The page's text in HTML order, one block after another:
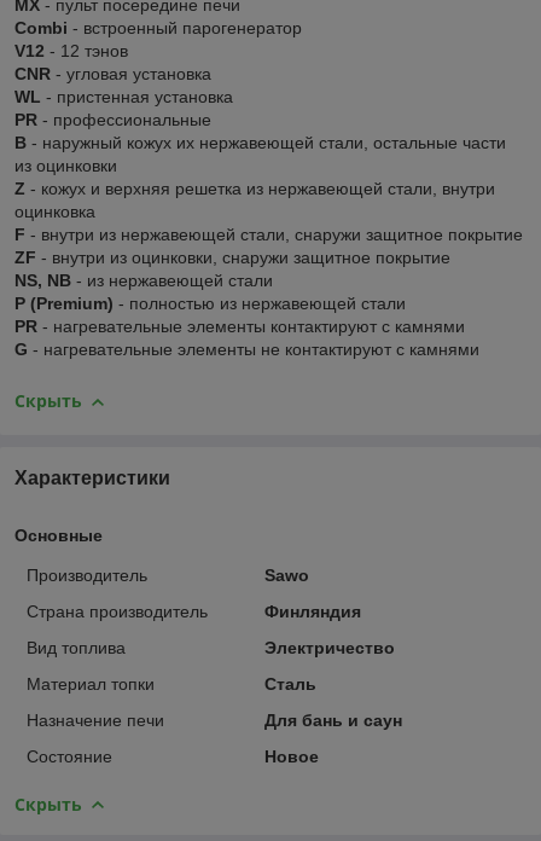
MX - пульт посередине печи
Combi - встроенный парогенератор
V12 - 12 тэнов
CNR - угловая установка
WL - пристенная установка
PR - профессиональные
В - наружный кожух их нержавеющей стали, остальные части
из оцинковки
Z - кожух и верхняя решетка из нержавеющей стали, внутри
оцинковка
F - внутри из нержавеющей стали, снаружи защитное покрытие
ZF - внутри из оцинковки, снаружи защитное покрытие
NS, NB - из нержавеющей стали
P (Premium) - полностью из нержавеющей стали
PR - нагревательные элементы контактируют с камнями
G - нагревательные элементы не контактируют с камнями
Скрыть
Характеристики
Основные
Производитель
Sawo
Страна производитель
Финляндия
Вид топлива
Электричество
Материал топки
Сталь
Назначение печи
Для бань и саун
Состояние
Новое
Скрыть